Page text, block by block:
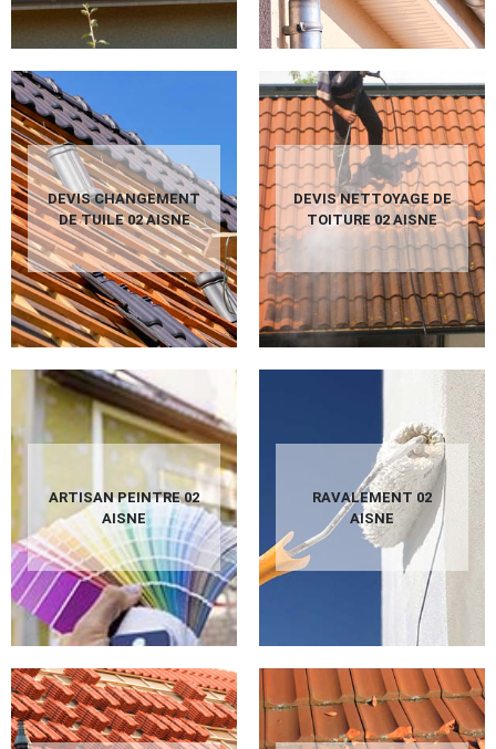
DEVIS CHANGEMENT
DE TUILE 02 AISNE
DEVIS NETTOYAGE DE
TOITURE 02 AISNE
ARTISAN PEINTRE 02
AISNE
RAVALEMENT 02
AISNE